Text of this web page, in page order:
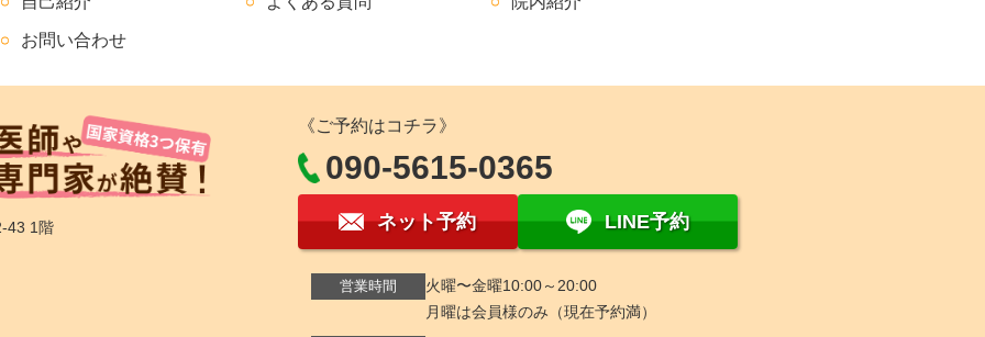
お問い合わせ
43 1階
《ご予約はコチラ》
090-5615-0365
ネット予約 LINE予約
営業時間
火曜〜金曜10:00～20:00
月曜は会員様のみ（現在予約満）